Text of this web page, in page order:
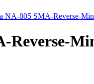
NA-805 SMA-Reverse-
Reverse-